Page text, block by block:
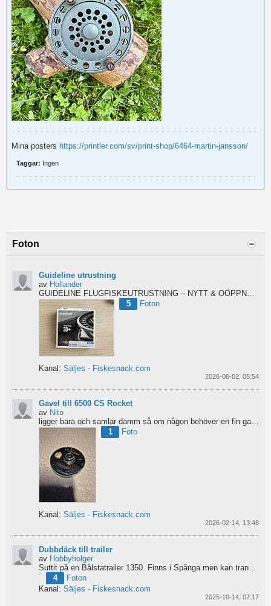
Mina posters https://printler.com/sv/print-shop/6464-martin-jansson/
Taggar: Ingen
Foton
Guideline utrustning
av Hollander
GUIDELINE FLUGFISKEUTRUSTNING – NYTT & OÖPPNAT
5
Foton
Kanal: Säljes - Fiskesnack.com
2026-06-02, 05:54
Gavel till 6500 CS Rocket
av Nito
1
Foto
Kanal: Säljes - Fiskesnack.com
2026-02-14, 13:48
Dubbdäck till trailer
av Hobbyholger
Suttit på en Bålstatrailer 1350. Finns i Spånga men kan transporteras mot Linköping. 500kr
4
Foton
Kanal: Säljes - Fiskesnack.com
2025-10-14, 07:17